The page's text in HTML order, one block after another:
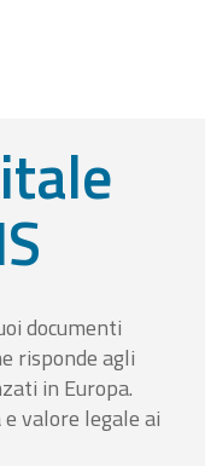
documenti
risponde agli
in Europa.
valore legale ai